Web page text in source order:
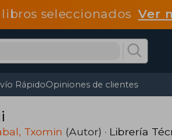
libros seleccionadosVer
RápidoOpiniones de clientes
Txomin (Autor) · Librería